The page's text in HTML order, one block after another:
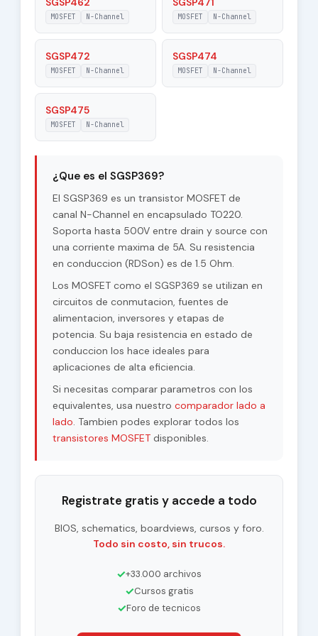
MOSFET N-Channel MOSFET N-Channel
SGSP472
MOSFET N-Channel
SGSP474
MOSFET N-Channel
SGSP475
MOSFET N-Channel
¿Que es el SGSP369?
El SGSP369 es un transistor MOSFET de
canal N-Channel en encapsulado TO220.
Soporta hasta 500V entre drain y source con
una corriente maxima de 5A. Su resistencia
en conduccion (RDSon) es de 1.5 Ohm.
Los MOSFET como el SGSP369 se utilizan en
circuitos de conmutacion, fuentes de
alimentacion, inversores y etapas de
potencia. Su baja resistencia en estado de
conduccion los hace ideales para
aplicaciones de alta eficiencia.
Si necesitas comparar parametros con los
equivalentes, usa nuestro comparador lado a
lado. Tambien podes explorar todos los
transistores MOSFETdisponibles.
Registrate gratis y accede a todo
BIOS, schematics, boardviews, cursos y foro.
Todo sin costo, sin trucos.
✓+33.000 archivos
✓Cursos gratis
✓Foro de tecnicos